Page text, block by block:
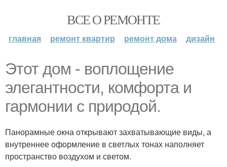
ВСЕ О РЕМОНТЕ
главная ремонт квартир ремонт дома дизайн
Этот дом - воплощение
элегантности, комфорта и
гармонии с природой.
Панорамные окна открывают захватывающие виды, а
внутреннее оформление в светлых тонах наполняет
пространство воздухом и светом.